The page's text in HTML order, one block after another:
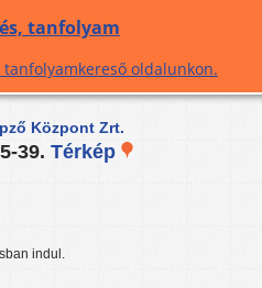
tanfolyam
oldalunkon.
Központ Zrt.
39. Térkép
indul.